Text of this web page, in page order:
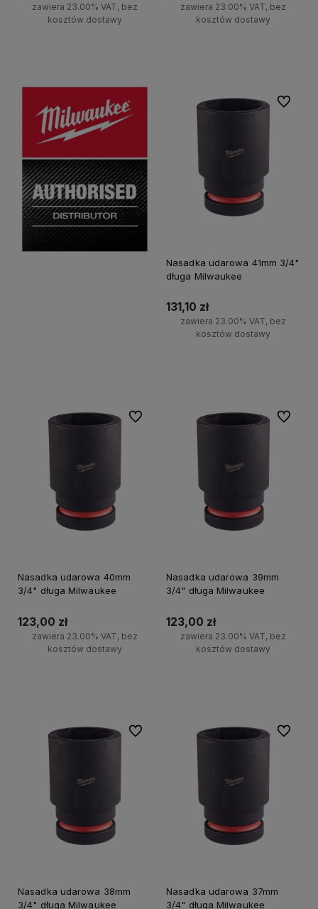
zawiera 23.00% VAT, bez
kosztów dostawy
zawiera 23.00% VAT, bez
kosztów dostawy
Nasadka udarowa 41mm 3/4"
długa Milwaukee
131,10 zł
zawiera 23.00% VAT, bez
kosztów dostawy
Do
Nasadka udarowa 40mm
3/4" długa Milwaukee
123,00 zł
zawiera 23.00% VAT, bez
kosztów dostawy
Do ulubionych
Nasadka udarowa 39mm
3/4" długa Milwaukee
123,00 zł
zawiera 23.00% VAT, bez
kosztów dostawy
Do
Nasadka udarowa 38mm
3/4" długa Milwaukee
Do ulubionych
Nasadka udarowa 37mm
3/4" długa Milwaukee
Do